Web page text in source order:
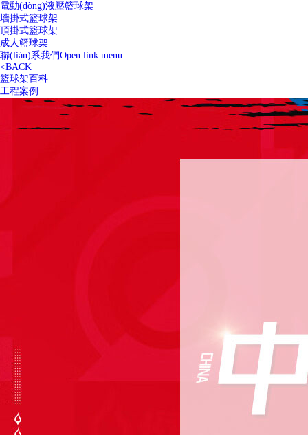
電動(dòng)液壓籃球架
墻掛式籃球架
頂掛式籃球架
成人籃球架
聯(lián)系我們Open link menu
<BACK
籃球架百科
工程案例